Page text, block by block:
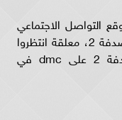
التواصل الاجتماعي
فيس بوك، البوستر الرسمي لمسلسل صدفة 2، معلقة انتظروا
النجمة ريهام حجاج.. في مسلسل صدفة 2 على dmc في